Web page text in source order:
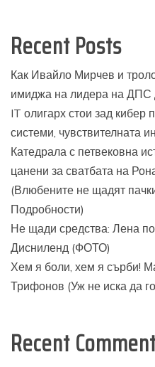
Recent Posts
Как Ивайло Мирчев и
имиджа на лидера на ДПС
IT олигарх стои зад кибер
системи, чувствителната
Катедрала с петвековна
цанени за сватбата на
(Влюбените не щадят
Подробности)
Не щади средства: Лена
Дисниленд (ФОТО)
Хем я боли, хем я сърби!
Трифонов (Уж не иска да
Recent